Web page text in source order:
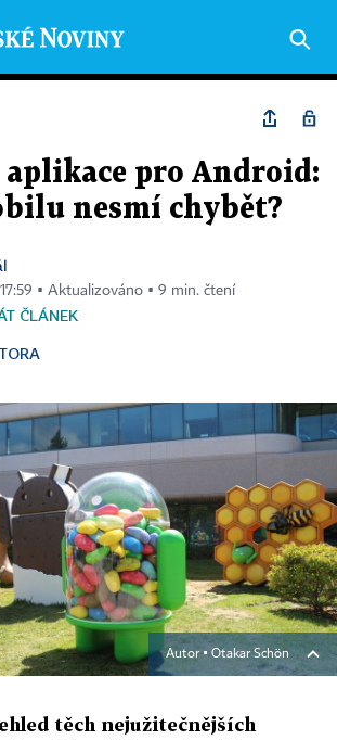
pro Android:
nesmí chybět?
17:59 ▪ Aktualizováno ▪ 9 min. čtení
ČLÁNEK
Autor ▪ Otakar Schön
těch nejužitečnějších